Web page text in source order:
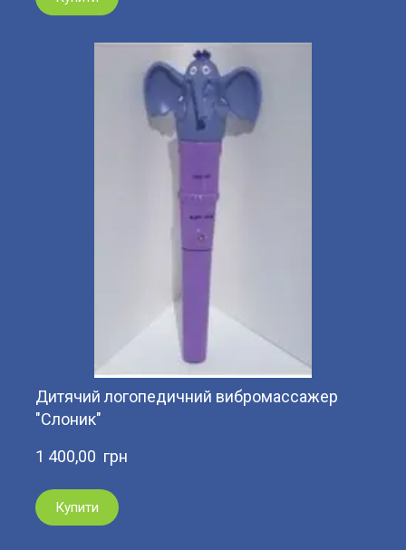
Дитячий логопедичний вибромассажер
"Слоник"
1 400,00  грн
Купити